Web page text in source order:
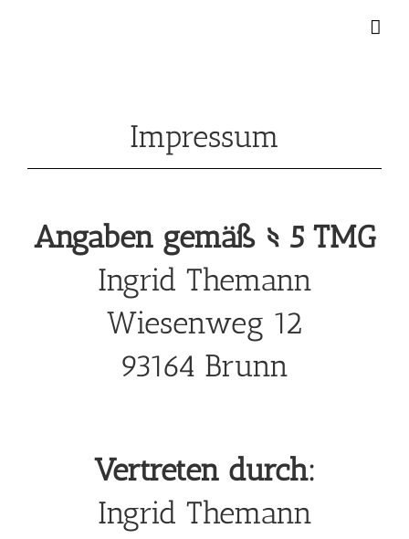
Impressum
Angaben gemäß § 5 TMG
Ingrid Themann
Wiesenweg 12
93164 Brunn
Vertreten durch:
Ingrid Themann